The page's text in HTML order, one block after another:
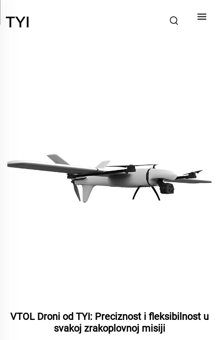
VTOL Droni od TYI: Preciznost i fleksibilnost u
svakoj zrakoplovnoj misiji